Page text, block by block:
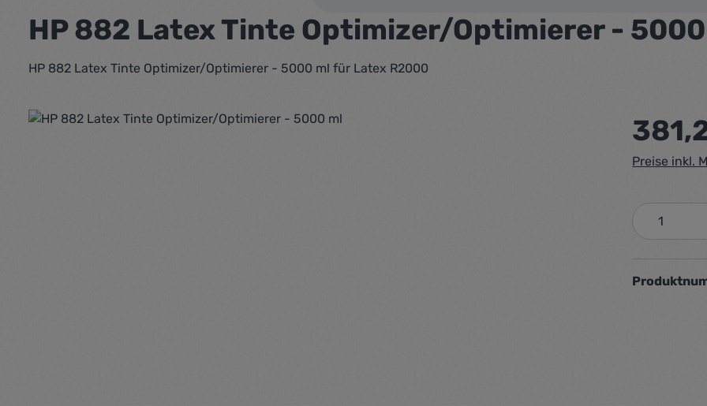
HP 882 Latex Tinte Optimizer/Optimierer -
HP 882 Latex Tinte Optimizer/Optimierer - 5000 ml für Latex R2000
Bildergalerie überspringen Regulärer
Preise inkl.
Produkt